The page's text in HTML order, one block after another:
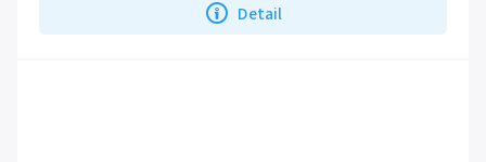
Detail